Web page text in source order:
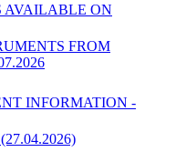
AVAILABLE ON
FROM
INFORMATION -